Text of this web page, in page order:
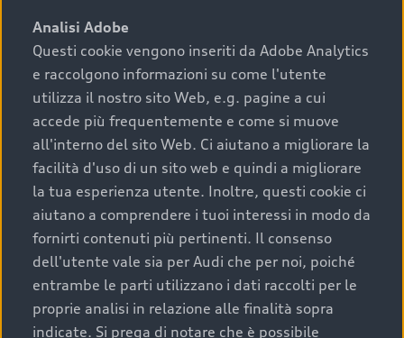
chilometraggio: un valore contenuto corrisponde a
uno stato migliore del veicolo e a una maggiore
durata nel tempo;
cronologia dei tagliandi: una documentazione
completa della vettura certifica una manutenzione
costante e accurata;
condizioni della carrozzeria e degli interni: una
buona conservazione evidenzia cura e attenzione del
precedente proprietario;
efficienza meccanica: motore, trasmissione e
componenti principali in ottimo stato garantiscono
prestazioni affidabili e sicure.
Analisi Adobe
Questi cookie vengono inseriti da Adobe Analytics
e raccolgono informazioni su come l'utente
utilizza il nostro sito Web, e.g. pagine a cui
accede più frequentemente e come si muove
all'interno del sito Web. Ci aiutano a migliorare la
facilità d'uso di un sito web e quindi a migliorare
la tua esperienza utente. Inoltre, questi cookie ci
aiutano a comprendere i tuoi interessi in modo da
fornirti contenuti più pertinenti. Il consenso
dell'utente vale sia per Audi che per noi, poiché
entrambe le parti utilizzano i dati raccolti per le
proprie analisi in relazione alle finalità sopra
indicate. Si prega di notare che è possibile